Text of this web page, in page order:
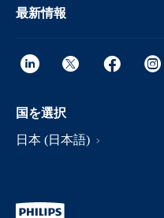
最新情報
国を選択
日本 (日本語)